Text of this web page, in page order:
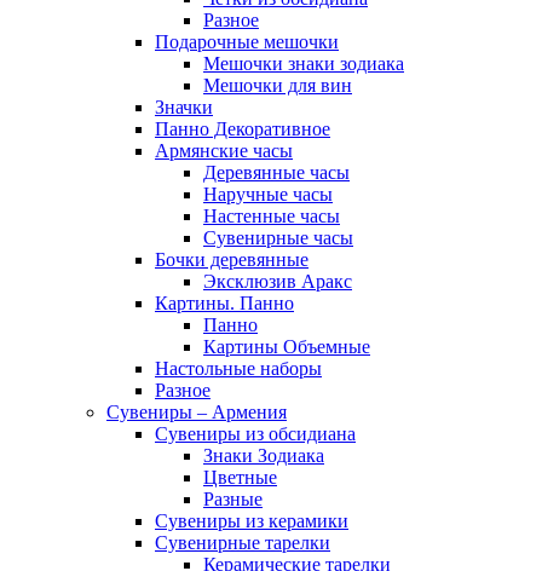
Разное
Подарочные мешочки
Мешочки знаки зодиака
Мешочки для вин
Значки
Панно Декоративное
Армянские часы
Деревянные часы
Наручные часы
Настенные часы
Сувенирные часы
Бочки деревянные
Эксклюзив Аракс
Картины. Панно
Панно
Картины Объемные
Настольные наборы
Разное
Сувениры – Армения
Сувениры из обсидиана
Знаки Зодиака
Цветные
Разные
Сувениры из керамики
Сувенирные тарелки
Керамические тарелки